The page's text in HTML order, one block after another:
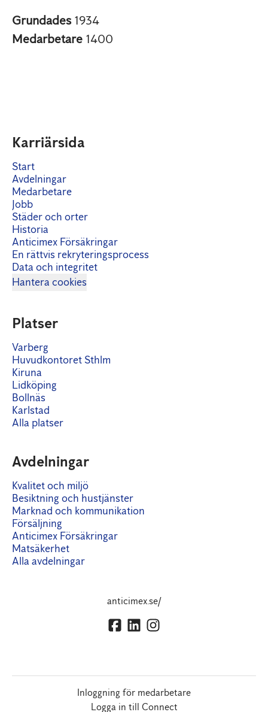
Grundades 1934
Medarbetare 1400
Karriärsida
Start
Avdelningar
Medarbetare
Jobb
Städer och orter
Historia
Anticimex Försäkringar
En rättvis rekryteringsprocess
Data och integritet
Hantera cookies
Platser
Varberg
Huvudkontoret Sthlm
Kiruna
Lidköping
Bollnäs
Karlstad
Alla platser
Avdelningar
Kvalitet och miljö
Besiktning och hustjänster
Marknad och kommunikation
Försäljning
Anticimex Försäkringar
Matsäkerhet
Alla avdelningar
anticimex.se/
Inloggning för medarbetare
Logga in till Connect